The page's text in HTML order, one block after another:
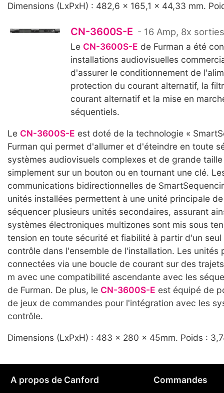
Dimensions (LxPxH) : 482,6 x 165,1 x 44,33 mm.
CN-3600S-E - 16 Amp, 8x
Le CN-3600S-E de Furman a été
installations audiovisuelles
d'assurer le conditionnement de
protection du courant alternatif, la
courant alternatif et la mise en
séquentiels.
Le CN-3600S-E est doté de la technologie «
Furman qui permet d'allumer et d'éteindre en toute
systèmes audiovisuels complexes et de grande
simplement sur un bouton ou en tournant une clé.
communications bidirectionnelles de
unités installées permettent à une unité principale
séquencer plusieurs unités secondaires, assurant
systèmes électroniques multizones sont mis sous
tension en toute sécurité et fiabilité à partir d'un
contrôle dans l'ensemble de l'installation. Les unités
connectées via une boucle de courant sur des
m avec une compatibilité ascendante avec les
de Furman. De plus, le CN-3600S-E est équipé de
de jeux de commandes pour l'intégration avec les
contrôle.
Dimensions (LxPxH) : 483 x 280 x 45mm. Poids :
A propos de Canford Commandes